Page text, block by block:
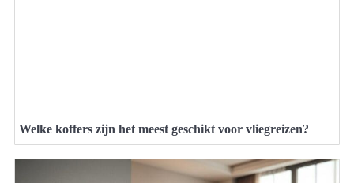
Welke koffers zijn het meest geschikt voor vliegreizen?